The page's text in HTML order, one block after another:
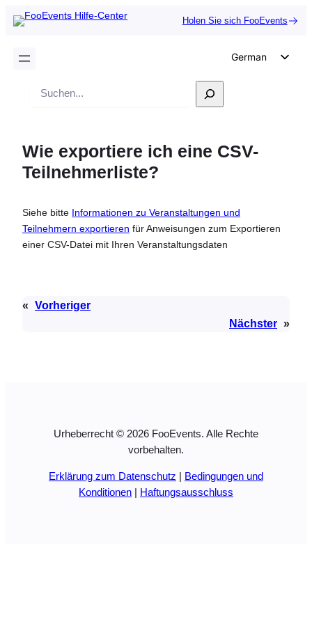
Holen Sie sich FooEvents
German
Italian
Polish
Suche
Wie exportiere ich eine CSV-
Teilnehmerliste?
Siehe bitte Informationen zu Veranstaltungen und
Teilnehmern exportieren für Anweisungen zum Exportieren
einer CSV-Datei mit Ihren Veranstaltungsdaten
« Vorheriger
Nächster »
Urheberrecht © 2026 FooEvents. Alle Rechte
vorbehalten.
Erklärung zum Datenschutz
Bedingungen und
Konditionen
Haftungsausschluss